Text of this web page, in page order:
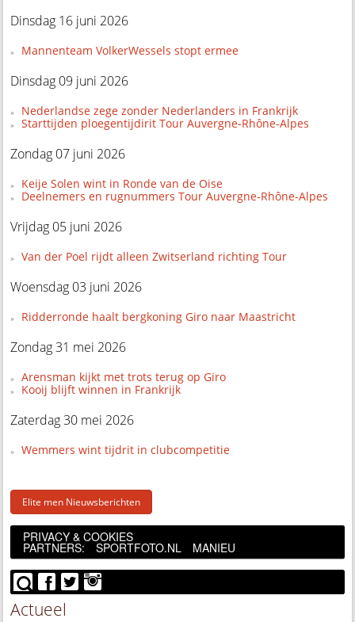
Dinsdag 16 juni 2026
Mannenteam VolkerWessels stopt ermee
Dinsdag 09 juni 2026
Nederlandse zege zonder Nederlanders in Frankrijk
Starttijden ploegentijdirit Tour Auvergne-Rhône-Alpes
Zondag 07 juni 2026
Keije Solen wint in Ronde van de Oise
Deelnemers en rugnummers Tour Auvergne-Rhône-Alpes
Vrijdag 05 juni 2026
Van der Poel rijdt alleen Zwitserland richting Tour
Woensdag 03 juni 2026
Ridderronde haalt bergkoning Giro naar Maastricht
Zondag 31 mei 2026
Arensman kijkt met trots terug op Giro
Kooij blijft winnen in Frankrijk
Zaterdag 30 mei 2026
Wemmers wint tijdrit in clubcompetitie
Elite men Nieuwsberichten
PRIVACY & COOKIES
PARTNERS: SPORTFOTO.NL MANIEU
Actueel